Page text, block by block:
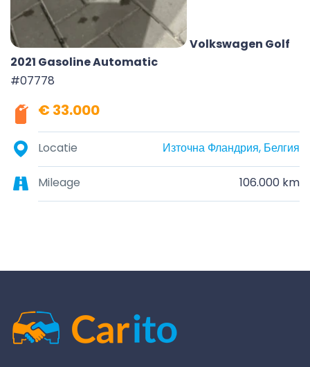
Volkswagen Golf
2021 Gasoline Automatic
#07778
€ 33.000
Locatie Източна Фландрия, Белгия
Mileage 106.000 km